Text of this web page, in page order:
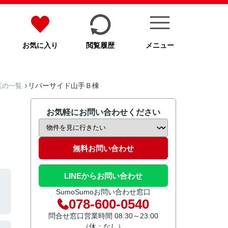
お気に入り 閲覧履歴 メニュー
の一覧 リバーサイド山手Ｂ棟
お気軽にお問い合わせください
無料お問い合わせ
LINEからお問い合わせ
SumoSumoお問い合わせ窓口
078-600-0540
問合せ窓口営業時間 08:30～23:00